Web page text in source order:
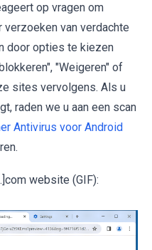
op vragen om
van verdachte
door opties te kiezen
"Weigeren" of
sites vervolgens. Als u
raden we u aan een scan
Antivirus voor Android
website (GIF):